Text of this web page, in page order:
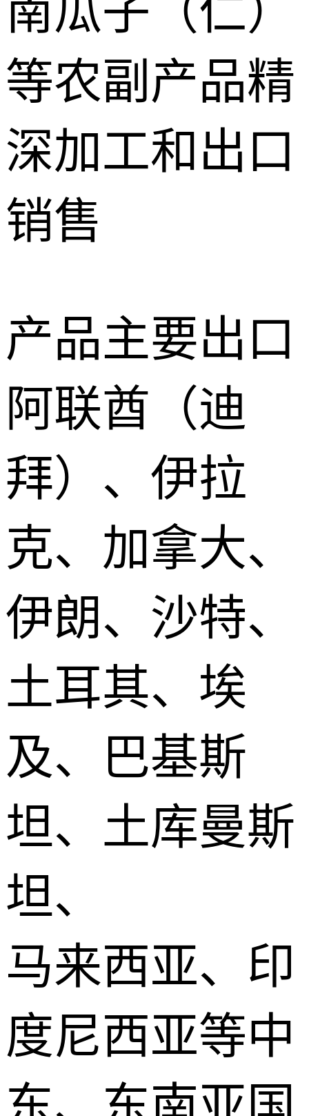
南瓜子（仁）
等农副产品精
深加工和出口
销售
产品主要出口
阿联酋（迪
拜）、伊拉
克、加拿大、
伊朗、沙特、
土耳其、埃
及、巴基斯
坦、土库曼斯
坦、
马来西亚、印
度尼西亚等中